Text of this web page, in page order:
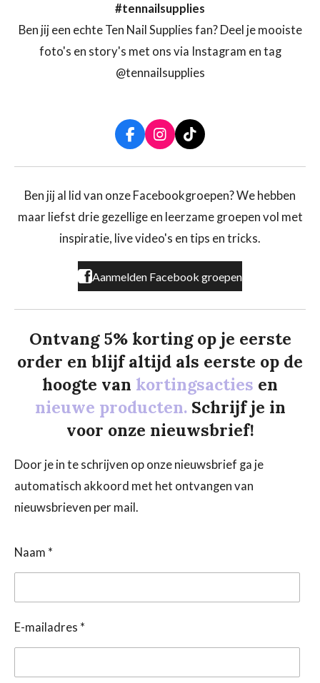
#tennailsupplies
Ben jij een echte Ten Nail Supplies fan? Deel je mooiste
foto's en story's met ons via Instagram en tag
@tennailsupplies
F
a
c
b
o
k
I
n
s
a
r
a
T
i
k
o
Ben jij al lid van onze Facebookgroepen? We hebben
maar liefst drie gezellige en leerzame groepen vol met
inspiratie, live video's en tips en tricks.
Aanmelden Facebook groepen
Ontvang 5% korting op je eerste
order en blijf altijd als eerste op de
hoogte van kortingsacties en
nieuwe producten. Schrijf je in
voor onze nieuwsbrief!
Door je in te schrijven op onze nieuwsbrief ga je
automatisch akkoord met het ontvangen van
nieuwsbrieven per mail.
Naam *
E-mailadres *